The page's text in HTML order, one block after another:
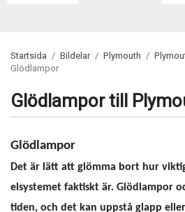
Startsida / Bildelar / Plymouth /
Glödlampor
Glödlampor till
Glödlampor
Det är lätt att glömma bort hur
elsystemet faktiskt är. Glödlampor
tiden, och det kan uppstå glapp